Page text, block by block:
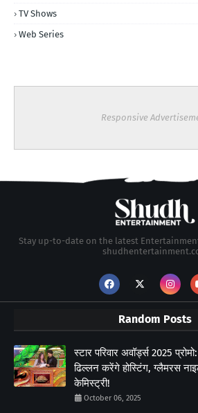
TV Shows
Web Series
Responsive
Stay up-to-date on the latest
Random Posts
स्टार परिवार अवॉर्ड्स 2025
ढिल्लन करेंगे होस्टिंग, ग्लैमरस
केमिस्ट्री!
October 06, 2025